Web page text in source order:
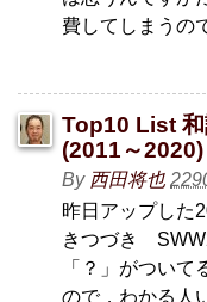
費してしまう
Top10 List 和
(2011～2020)
By 西田将也
昨日アップした
きつづき
「？」がつい
ので，わかる人